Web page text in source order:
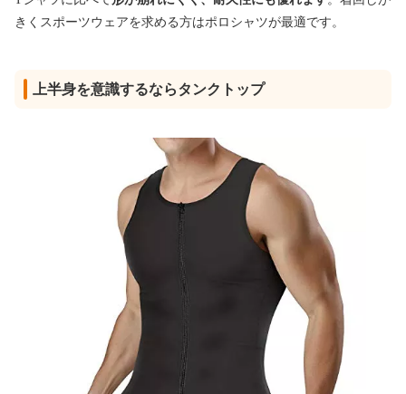
きくスポーツウェアを求める方はポロシャツが最適です。
上半身を意識するならタンクトップ